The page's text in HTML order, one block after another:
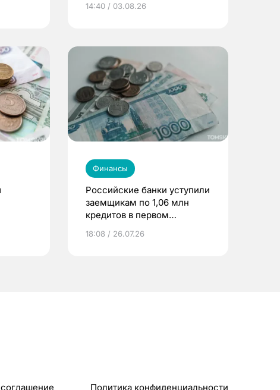
14:40 / 03.08.26
Финансы
Российские банки уступили
заемщикам по 1,06 млн
кредитов в первом
18:08 / 26.07.26
Политика конфиденциальности